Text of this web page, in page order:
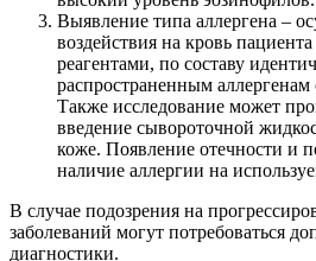
Выявление типа аллергена –
воздействия на кровь
реагентами, по составу
распространенным
Также исследование может
введение сывороточной
коже. Появление отечности и
наличие аллергии на
В случае подозрения на
заболеваний могут потребоваться
диагностики.